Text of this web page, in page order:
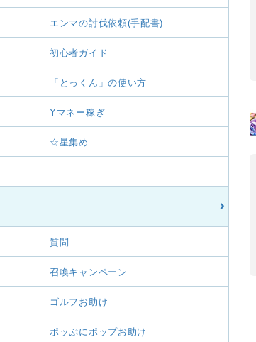
エンマの討伐依頼(手配書)
初心者ガイド
「とっくん」の使い方
Yマネー稼ぎ
☆星集め
質問
召喚キャンペーン
ゴルフお助け
ポッぷにポップお助け